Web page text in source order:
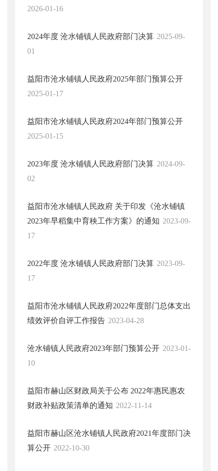
2026-01-16
2024年度 沧水铺镇人民政府部门决算 2025-09-
01
益阳市沧水铺镇人民政府2025年部门预算公开
2025-01-17
益阳市沧水铺镇人民政府2024年部门预算公开
2025-01-15
2023年度 沧水铺镇人民政府部门决算 2024-09-
02
益阳市沧水铺镇人民政府 关于印发《沧水铺镇
2023年早稻集中育秧工作方案》的通知 2023-09-
17
2022年度 沧水铺镇人民政府部门决算 2023-09-
17
益阳市沧水铺镇人民政府2022年度部门总体支出
绩效评价自评工作报告 2023-04-28
沧水铺镇人民政府2023年部门预算公开 2023-01-
10
益阳市赫山区财政局关于公布 2022年惠民惠农
财政补贴政策清单的通知 2022-11-14
益阳市赫山区沧水铺镇人民政府2021年度部门决
算公开 2022-10-30